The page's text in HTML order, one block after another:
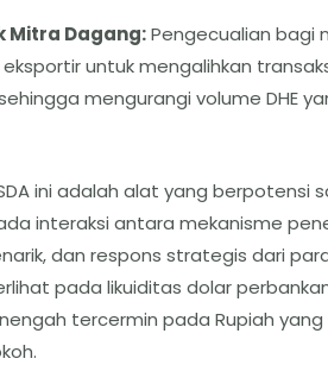
Mitra Dagang:Pengecualian bagi
untuk mengalihkan
mengurangi volume DHE
ini adalah alat yang berpotensi
interaksi antara mekanisme
dan respons strategis dari
pada likuiditas dolar
tercermin pada Rupiah